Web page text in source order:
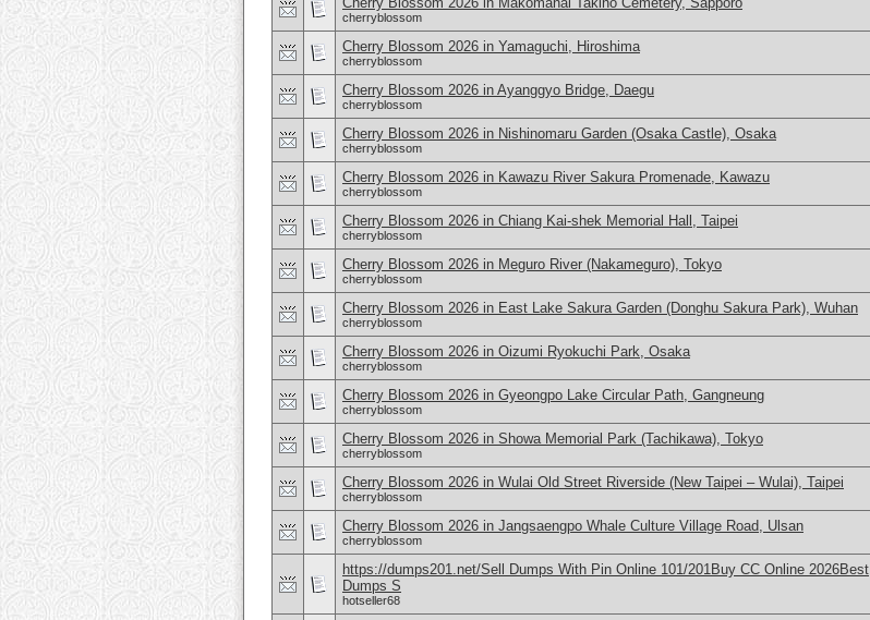
cherryblossom
Cherry Blossom 2026 in Yamaguchi, Hiroshima
cherryblossom
Cherry Blossom 2026 in Ayanggyo Bridge, Daegu
cherryblossom
Cherry Blossom 2026 in Nishinomaru Garden (Osaka Castle), Osaka
cherryblossom
Cherry Blossom 2026 in Kawazu River Sakura Promenade, Kawazu
cherryblossom
Cherry Blossom 2026 in Chiang Kai-shek Memorial Hall, Taipei
cherryblossom
Cherry Blossom 2026 in Meguro River (Nakameguro), Tokyo
cherryblossom
Cherry Blossom 2026 in East Lake Sakura Garden (Donghu Sakura Park), Wuhan
cherryblossom
Cherry Blossom 2026 in Oizumi Ryokuchi Park, Osaka
cherryblossom
Cherry Blossom 2026 in Gyeongpo Lake Circular Path, Gangneung
cherryblossom
Cherry Blossom 2026 in Showa Memorial Park (Tachikawa), Tokyo
cherryblossom
Cherry Blossom 2026 in Wulai Old Street Riverside (New Taipei – Wulai), Taipei
cherryblossom
Cherry Blossom 2026 in Jangsaengpo Whale Culture Village Road, Ulsan
cherryblossom
https://dumps201.net/Sell Dumps With Pin Online 101/201Buy CC Online 2026Best
Dumps S
hotseller68